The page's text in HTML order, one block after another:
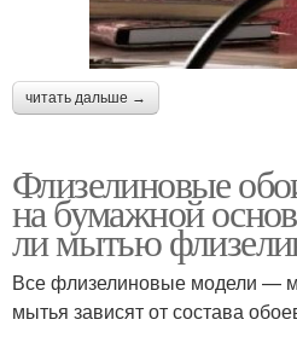
читать дальше →
Флизелиновые
на бумажной
ли мытью
Все флизелиновые модели —
мытья зависят от состава